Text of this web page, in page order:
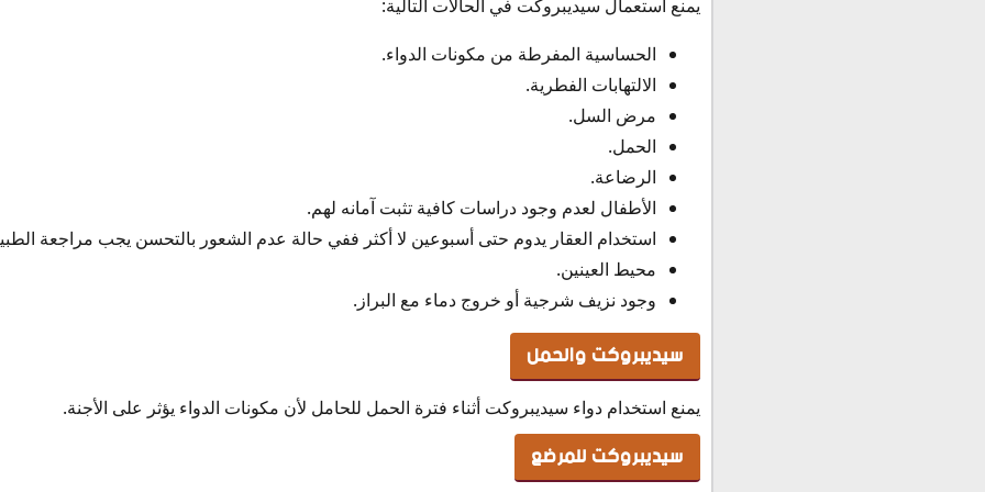
يمنع استعمال سيديبروكت في الحالات التالية:
الحساسية المفرطة من مكونات الدواء.
الالتهابات الفطرية.
مرض السل.
الحمل.
الرضاعة.
الأطفال لعدم وجود دراسات كافية تثبت آمانه لهم.
استخدام العقار يدوم حتى أسبوعين لا أكثر ففي حالة عدم الشعور بالتحسن يجب مراجعة
محيط العينين.
وجود نزيف شرجية أو خروج دماء مع البراز.
سيديبروكت والحمل
يمنع استخدام دواء سيديبروكت أثناء فترة الحمل للحامل لأن مكونات الدواء يؤثر على الأجنة.
سيديبروكت للمرضع